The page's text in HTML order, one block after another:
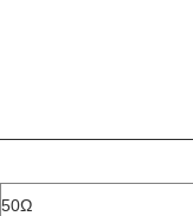
50Ω